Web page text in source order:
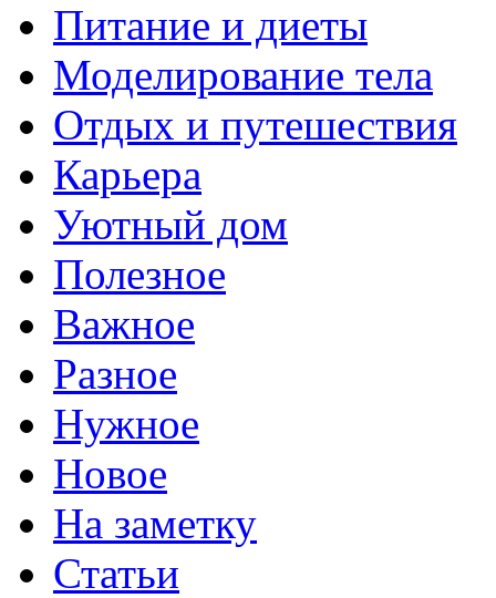
Питание и диеты
Моделирование тела
Отдых и путешествия
Карьера
Уютный дом
Полезное
Важное
Разное
Нужное
Новое
На заметку
Статьи